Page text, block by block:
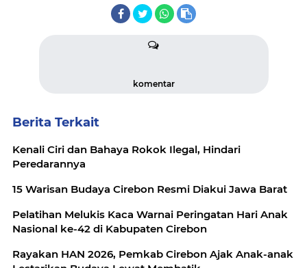
komentar
Berita Terkait
Kenali Ciri dan Bahaya Rokok Ilegal, Hindari
Peredarannya
15 Warisan Budaya Cirebon Resmi Diakui Jawa Barat
Pelatihan Melukis Kaca Warnai Peringatan Hari Anak
Nasional ke-42 di Kabupaten Cirebon
Rayakan HAN 2026, Pemkab Cirebon Ajak Anak-anak